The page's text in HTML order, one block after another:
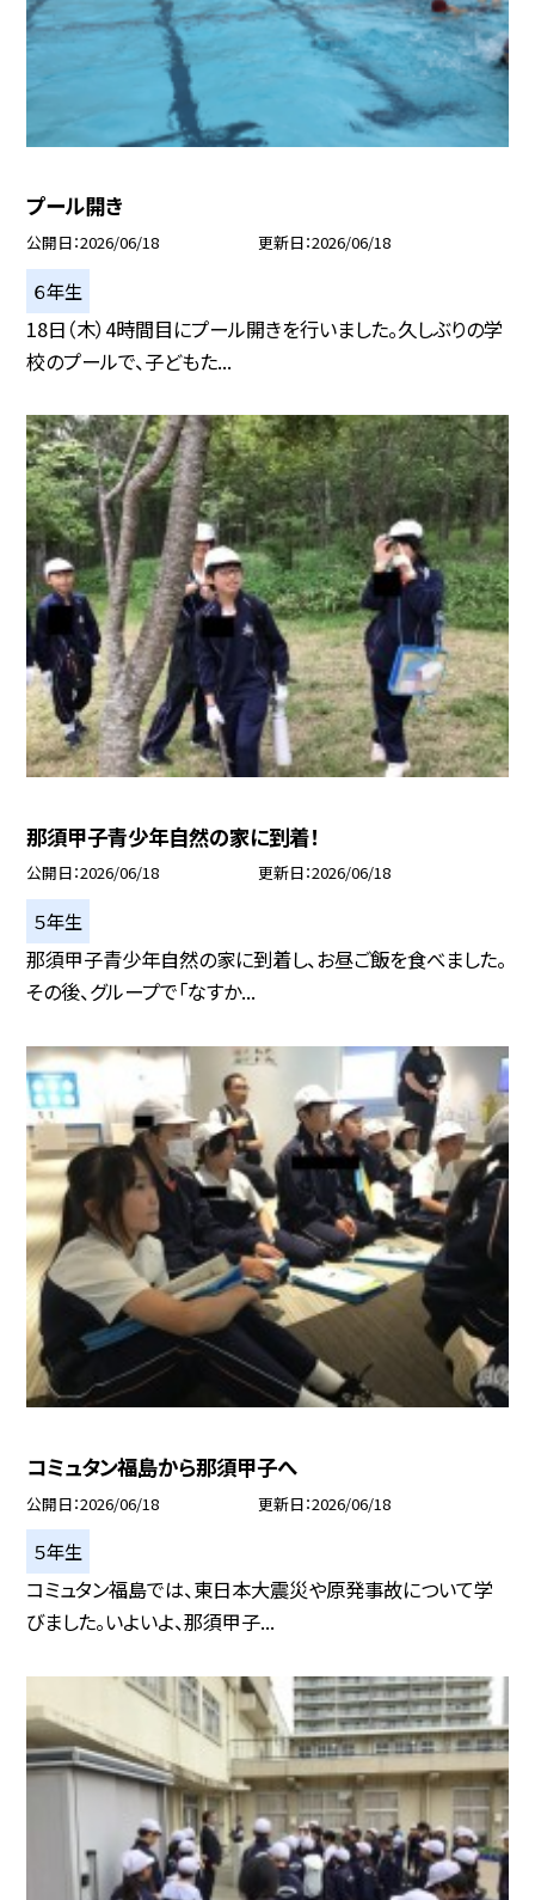
プール開き
公開日 2026/06/18 更新日 2026/06/18
６年生
18日（木）4時間目にプール開きを行いました。久しぶりの学
校のプールで、子どもた...
那須甲子青少年自然の家に到着！
公開日 2026/06/18 更新日 2026/06/18
５年生
那須甲子青少年自然の家に到着し、お昼ご飯を食べました。
その後、グループで「なすか...
コミュタン福島から那須甲子へ
公開日 2026/06/18 更新日 2026/06/18
５年生
コミュタン福島では、東日本大震災や原発事故について学
びました。いよいよ、那須甲子...